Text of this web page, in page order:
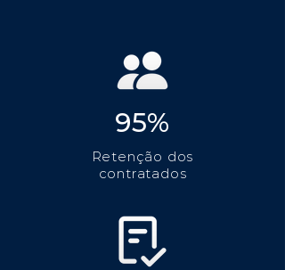
95%
Retenção dos
contratados